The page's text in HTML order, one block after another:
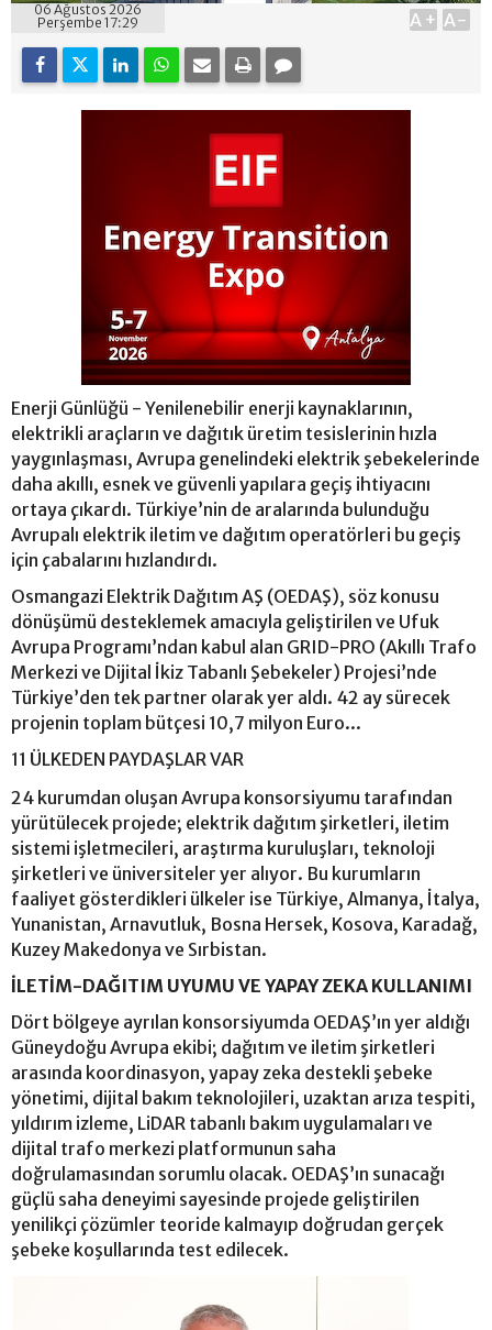
06 Ağustos 2026
Perşembe 17:29
A+ A-
Enerji Günlüğü - Yenilenebilir enerji kaynaklarının,
elektrikli araçların ve dağıtık üretim tesislerinin hızla
yaygınlaşması, Avrupa genelindeki elektrik şebekelerinde
daha akıllı, esnek ve güvenli yapılara geçiş ihtiyacını
ortaya çıkardı. Türkiye’nin de aralarında bulunduğu
Avrupalı elektrik iletim ve dağıtım operatörleri bu geçiş
için çabalarını hızlandırdı.
Osmangazi Elektrik Dağıtım AŞ (OEDAŞ), söz konusu
dönüşümü desteklemek amacıyla geliştirilen ve Ufuk
Avrupa Programı’ndan kabul alan GRID-PRO (Akıllı Trafo
Merkezi ve Dijital İkiz Tabanlı Şebekeler) Projesi’nde
Türkiye’den tek partner olarak yer aldı. 42 ay sürecek
projenin toplam bütçesi 10,7 milyon Euro...
11 ÜLKEDEN PAYDAŞLAR VAR
24 kurumdan oluşan Avrupa konsorsiyumu tarafından
yürütülecek projede; elektrik dağıtım şirketleri, iletim
sistemi işletmecileri, araştırma kuruluşları, teknoloji
şirketleri ve üniversiteler yer alıyor. Bu kurumların
faaliyet gösterdikleri ülkeler ise Türkiye, Almanya, İtalya,
Yunanistan, Arnavutluk, Bosna Hersek, Kosova, Karadağ,
Kuzey Makedonya ve Sırbistan.
İLETİM-DAĞITIM UYUMU VE YAPAY ZEKA KULLANIMI
Dört bölgeye ayrılan konsorsiyumda OEDAŞ’ın yer aldığı
Güneydoğu Avrupa ekibi; dağıtım ve iletim şirketleri
arasında koordinasyon, yapay zeka destekli şebeke
yönetimi, dijital bakım teknolojileri, uzaktan arıza tespiti,
yıldırım izleme, LiDAR tabanlı bakım uygulamaları ve
dijital trafo merkezi platformunun saha
doğrulamasından sorumlu olacak. OEDAŞ’ın sunacağı
güçlü saha deneyimi sayesinde projede geliştirilen
yenilikçi çözümler teoride kalmayıp doğrudan gerçek
şebeke koşullarında test edilecek.